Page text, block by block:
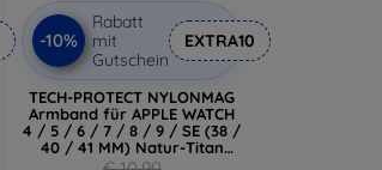
-10%
Rabatt
mit
Gutschein
EXTRA10
TECH-PROTECT NYLONMAG
Armband für APPLE WATCH
4 / 5 / 6 / 7 / 8 / 9 / SE (38 /
40 / 41 MM) Natur-Titan
(5906302312849)